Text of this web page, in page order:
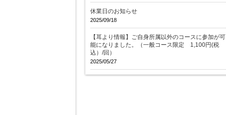
休業日のお知らせ
2025/09/18
【耳より情報】ご自身所属以外のコースに参加が可
能になりました。（一般コース限定 1,100円(税
込）/回）
2025/05/27